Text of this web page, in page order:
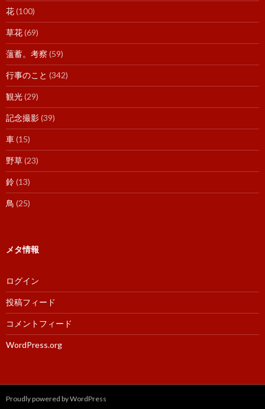
花(100)
草花(69)
薀蓄。考察 (59)
行事のこと (342)
観光(29)
記念撮影(39)
車(15)
野草(23)
鈴(13)
鳥 (25)
メタ情報
ログイン
投稿フィード
コメントフィード
WordPress.org
Proudly powered by WordPress